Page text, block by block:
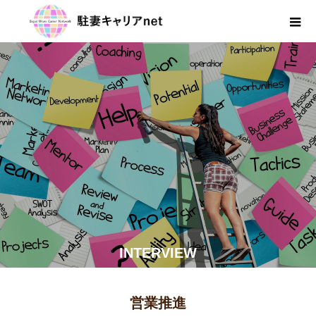
INTERVIEW
営業推進